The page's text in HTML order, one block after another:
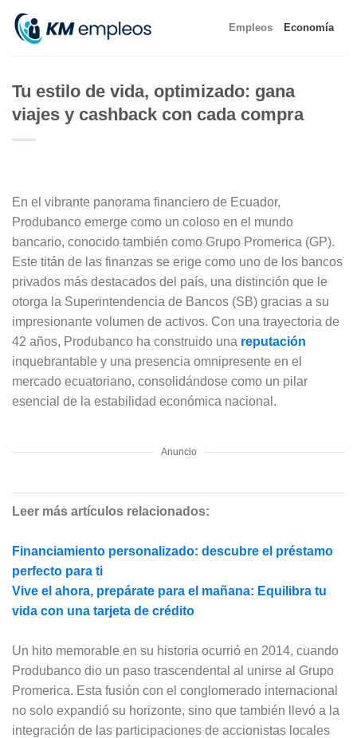
content
Empleos Economía
Tu estilo de vida, optimizado: gana
viajes y cashback con cada compra
En el vibrante panorama financiero de Ecuador,
Produbanco emerge como un coloso en el mundo
bancario, conocido también como Grupo Promerica (GP).
Este titán de las finanzas se erige como uno de los bancos
privados más destacados del país, una distinción que le
otorga la Superintendencia de Bancos (SB) gracias a su
impresionante volumen de activos. Con una trayectoria de
42 años, Produbanco ha construido una reputación
inquebrantable y una presencia omnipresente en el
mercado ecuatoriano, consolidándose como un pilar
esencial de la estabilidad económica nacional.
Anuncio
Leer más artículos relacionados:
Financiamiento personalizado: descubre el préstamo
perfecto para ti
Vive el ahora, prepárate para el mañana: Equilibra tu
vida con una tarjeta de crédito
Un hito memorable en su historia ocurrió en 2014, cuando
Produbanco dio un paso trascendental al unirse al Grupo
Promerica. Esta fusión con el conglomerado internacional
no solo expandió su horizonte, sino que también llevó a la
integración de las participaciones de accionistas locales